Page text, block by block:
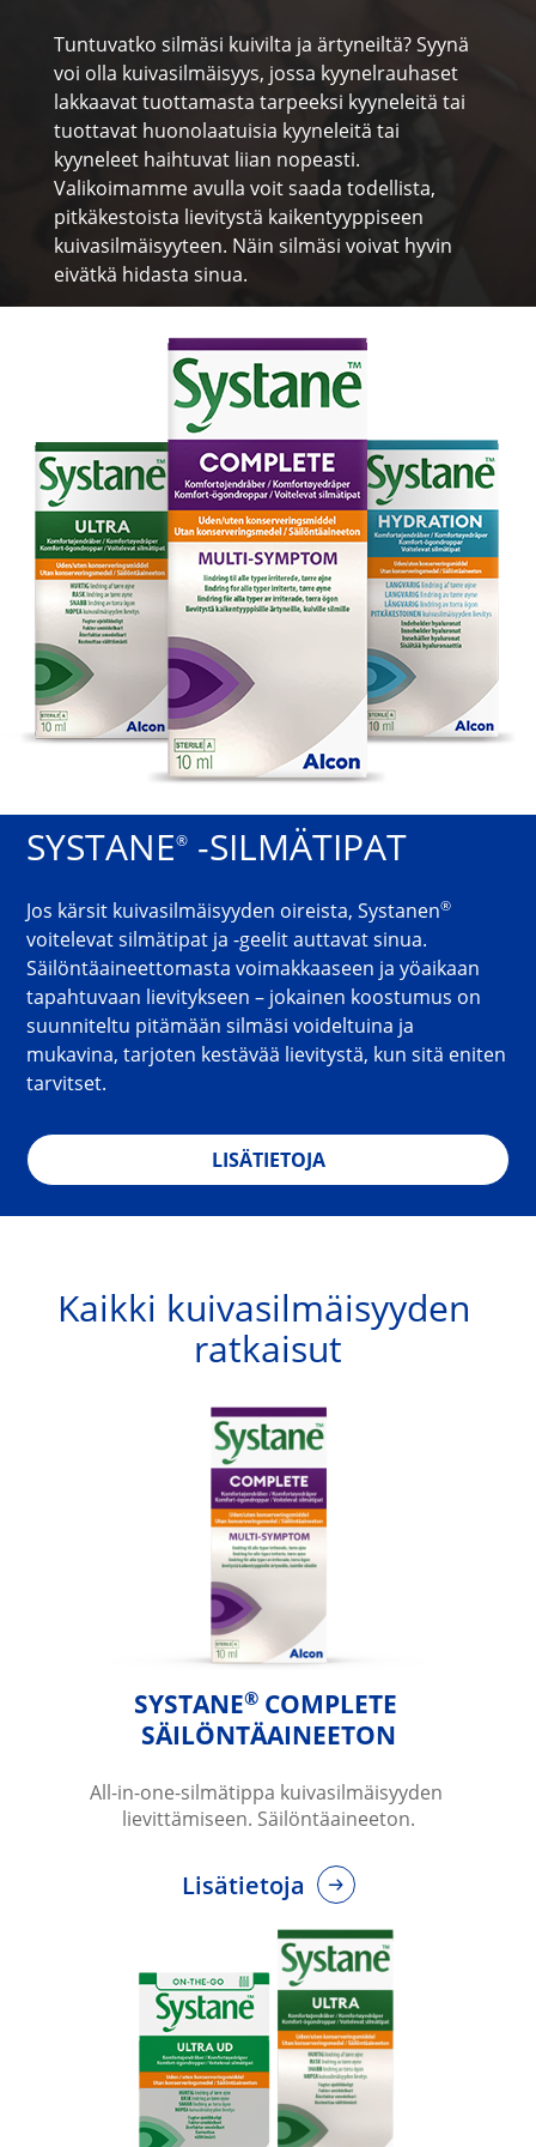
Tuntuvatko silmäsi kuivilta ja ärtyneiltä? Syynä
voi olla kuivasilmäisyys, jossa kyynelrauhaset
lakkaavat tuottamasta tarpeeksi kyyneleitä tai
tuottavat huonolaatuisia kyyneleitä tai
kyyneleet haihtuvat liian nopeasti.
Valikoimamme avulla voit saada todellista,
pitkäkestoista lievitystä kaikentyyppiseen
kuivasilmäisyyteen. Näin silmäsi voivat hyvin
eivätkä hidasta sinua.
SYSTANE® -SILMÄTIPAT
Jos kärsit kuivasilmäisyyden oireista, Systanen®
voitelevat silmätipat ja -geelit auttavat sinua.
Säilöntäaineettomasta voimakkaaseen ja yöaikaan
tapahtuvaan lievitykseen – jokainen koostumus on
suunniteltu pitämään silmäsi voideltuina ja
mukavina, tarjoten kestävää lievitystä, kun sitä eniten
tarvitset.
LISÄTIETOJA
Kaikki kuivasilmäisyyden
ratkaisut
SYSTANE® COMPLETE
SÄILÖNTÄAINEETON
All-in-one-silmätippa kuivasilmäisyyden
lievittämiseen. Säilöntäaineeton.
Lisätietoja